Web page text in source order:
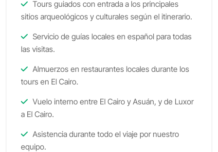
Tours guiados con entrada a los principales
sitios arqueológicos y culturales según el itinerario.
Servicio de guías locales en español para todas
las visitas.
Almuerzos en restaurantes locales durante los
tours en El Cairo.
Vuelo interno entre El Cairo y Asuán, y de Luxor
a El Cairo.
Asistencia durante todo el viaje por nuestro
equipo.